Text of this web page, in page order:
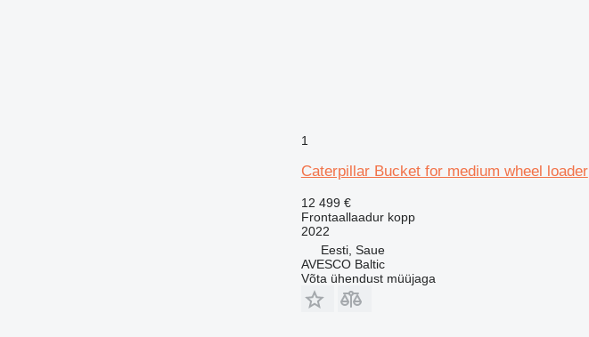
1
Caterpillar Bucket for medium wheel loader
12 499 €
Frontaallaadur kopp
2022
Eesti, Saue
AVESCO Baltic
Võta ühendust müüjaga